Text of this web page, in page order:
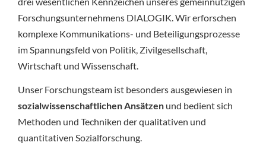
Forschungsunternehmens DIALOGIK. Wir erforschen
komplexe Kommunikations- und Beteiligungsprozesse
im Spannungsfeld von Politik, Zivilgesellschaft,
Wirtschaft und Wissenschaft.
Unser Forschungsteam ist besonders ausgewiesen in
sozialwissenschaftlichen Ansätzenund bedient sich
Methoden und Techniken der qualitativen und
quantitativen Sozialforschung.